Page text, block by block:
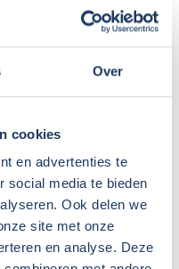
Over
cookies
en advertenties te
social media te bieden
Ook delen we
site met onze
en analyse. Deze
Commandeur